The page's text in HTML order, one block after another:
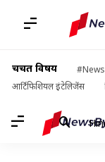
चर्चित विषय
आर्टिफिशियल इंटेलिजेंस